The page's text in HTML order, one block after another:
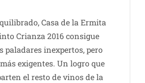
Casa de la Ermita
Crianza 2016 consigue
paladares inexpertos, pero
exigentes. Un logro que
el resto de vinos de la